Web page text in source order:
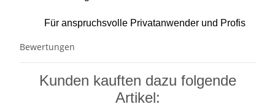
Für anspruchsvolle Privatanwender und Profis
Bewertungen
Kunden kauften dazu folgende
Artikel: